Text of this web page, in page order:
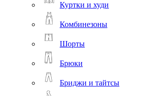
Куртки и худи
Комбинезоны
Шорты
Брюки
Бриджи и тайтсы